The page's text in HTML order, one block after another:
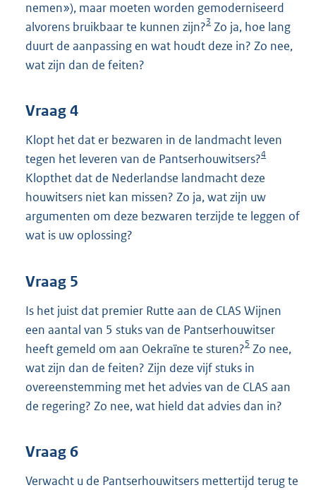
nemen»), maar moeten worden gemoderniseerd
alvorens bruikbaar te kunnen zijn?3 Zo ja, hoe lang
duurt de aanpassing en wat houdt deze in? Zo nee,
wat zijn dan de feiten?
Vraag 4
Klopt het dat er bezwaren in de landmacht leven
tegen het leveren van de Pantserhouwitsers?4
Klopthet dat de Nederlandse landmacht deze
houwitsers niet kan missen? Zo ja, wat zijn uw
argumenten om deze bezwaren terzijde te leggen of
wat is uw oplossing?
Vraag 5
Is het juist dat premier Rutte aan de CLAS Wijnen
een aantal van 5 stuks van de Pantserhouwitser
heeft gemeld om aan Oekraïne te sturen?5 Zo nee,
wat zijn dan de feiten? Zijn deze vijf stuks in
overeenstemming met het advies van de CLAS aan
de regering? Zo nee, wat hield dat advies dan in?
Vraag 6
Verwacht u de Pantserhouwitsers mettertijd terug te